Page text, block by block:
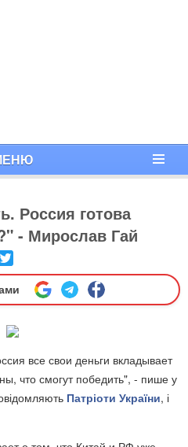
Россия готова
- Мирослав Гай
все свои деньги вкладывает
что смогут победить", - пише у
Патріоти України, і